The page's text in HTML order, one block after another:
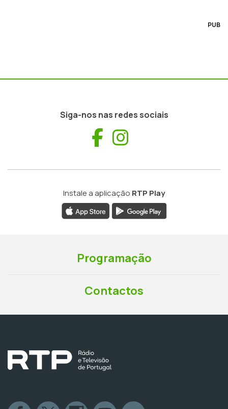
PUB
Siga-nos nas redes sociais
Facebook
Instale a aplicação RTP Play
Programação
Contactos